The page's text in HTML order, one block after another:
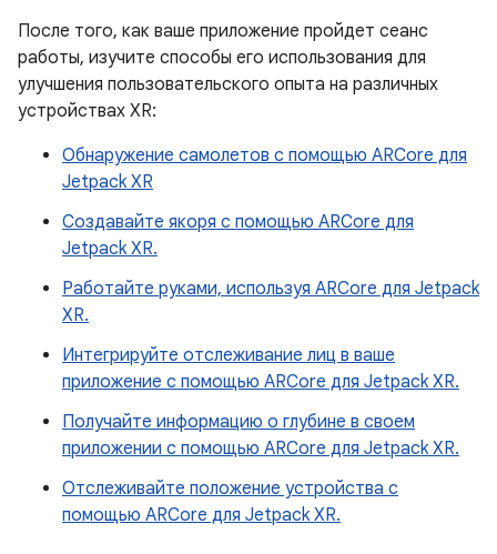
После того, как ваше приложение пройдет сеанс
работы, изучите способы его использования для
улучшения пользовательского опыта на различных
устройствах XR:
Обнаружение самолетов с помощью ARCore для
Jetpack XR
Создавайте якоря с помощью ARCore для
Jetpack XR.
Работайте руками, используя ARCore для Jetpack
XR.
Интегрируйте отслеживание лиц в ваше
приложение с помощью ARCore для Jetpack XR.
Получайте информацию о глубине в своем
приложении с помощью ARCore для Jetpack XR.
Отслеживайте положение устройства с
помощью ARCore для Jetpack XR.